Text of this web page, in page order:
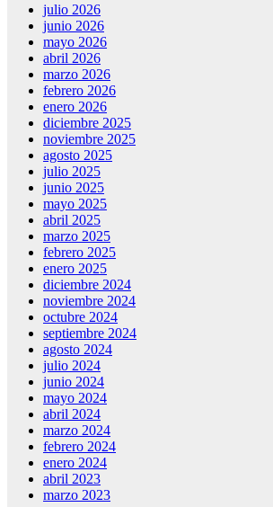
julio 2026
junio 2026
mayo 2026
abril 2026
marzo 2026
febrero 2026
enero 2026
diciembre 2025
noviembre 2025
agosto 2025
julio 2025
junio 2025
mayo 2025
abril 2025
marzo 2025
febrero 2025
enero 2025
diciembre 2024
noviembre 2024
octubre 2024
septiembre 2024
agosto 2024
julio 2024
junio 2024
mayo 2024
abril 2024
marzo 2024
febrero 2024
enero 2024
abril 2023
marzo 2023